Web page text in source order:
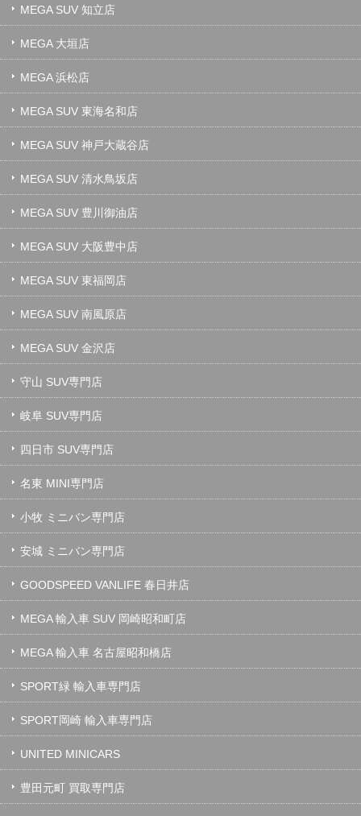
MEGA SUV 知立店
MEGA 大垣店
MEGA 浜松店
MEGA SUV 東海名和店
MEGA SUV 神戸大蔵谷店
MEGA SUV 清水鳥坂店
MEGA SUV 豊川御油店
MEGA SUV 大阪豊中店
MEGA SUV 東福岡店
MEGA SUV 南風原店
MEGA SUV 金沢店
守山 SUV専門店
岐阜 SUV専門店
四日市 SUV専門店
名東 MINI専門店
小牧 ミニバン専門店
安城 ミニバン専門店
GOODSPEED VANLIFE 春日井店
MEGA 輸入車 SUV 岡崎昭和町店
MEGA 輸入車 名古屋昭和橋店
SPORT緑 輸入車専門店
SPORT岡崎 輸入車専門店
UNITED MINICARS
豊田元町 買取専門店